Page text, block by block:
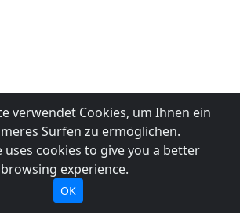
verwendet Cookies, um Ihnen ein
Surfen zu ermöglichen.
uses cookies to give you a better
browsing experience.
OK